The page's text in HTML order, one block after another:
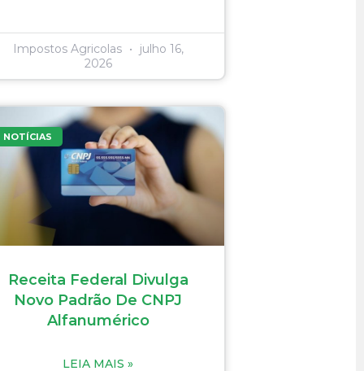
Impostos Agricolas
julho 16,
2026
NOTÍCIAS
Receita Federal Divulga
Novo Padrão De CNPJ
Alfanumérico
LEIA MAIS »